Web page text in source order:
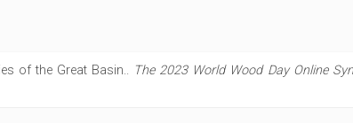
of the Great Basin.. The 2023 World Wood Day Online